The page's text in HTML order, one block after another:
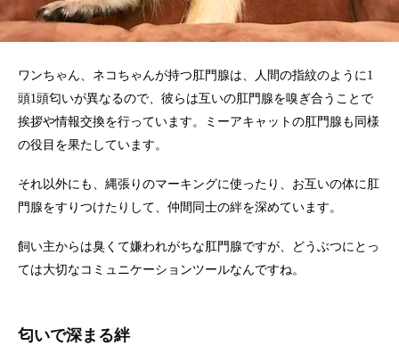
ワンちゃん、ネコちゃんが持つ肛門腺は、人間の指紋のように1
頭1頭匂いが異なるので、彼らは互いの肛門腺を嗅ぎ合うことで
挨拶や情報交換を行っています。ミーアキャットの肛門腺も同様
の役目を果たしています。
それ以外にも、縄張りのマーキングに使ったり、お互いの体に肛
門腺をすりつけたりして、仲間同士の絆を深めています。
飼い主からは臭くて嫌われがちな肛門腺ですが、どうぶつにとっ
ては大切なコミュニケーションツールなんですね。
匂いで深まる絆